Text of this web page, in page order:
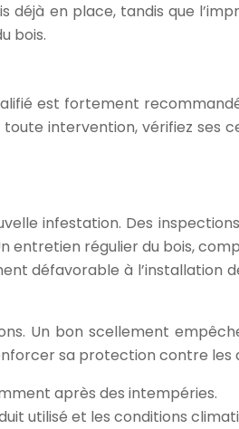
déjà en place, tandis que
bois.
est fortement
intervention, vérifiez ses
infestation. Des
entretien régulier du bois,
défavorable à l’installation
Un bon scellement
sa protection contre les
après des intempéries.
utilisé et les conditions